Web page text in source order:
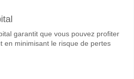
garantit que vous pouvez profiter
en minimisant le risque de pertes